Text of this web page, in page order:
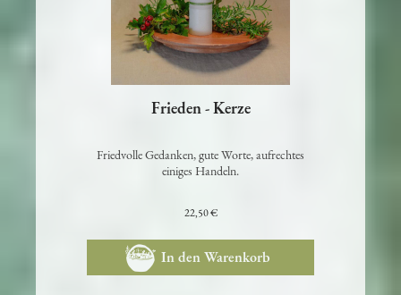
Frieden - Kerze
Friedvolle Gedanken, gute Worte, aufrechtes
einiges Handeln.
22,50 €
In den Warenkorb